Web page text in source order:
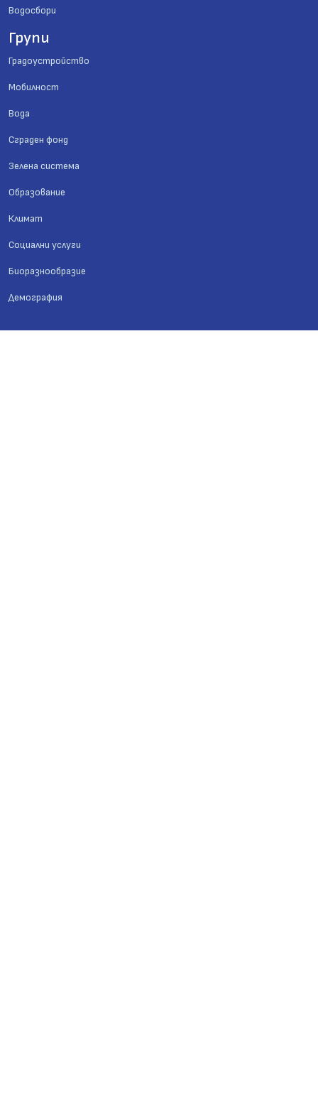
Водосбори
Групи
Градоустройство
Мобилност
Вода
Сграден фонд
Зелена система
Образование
Климат
Социални услуги
Биоразнообразие
Демография